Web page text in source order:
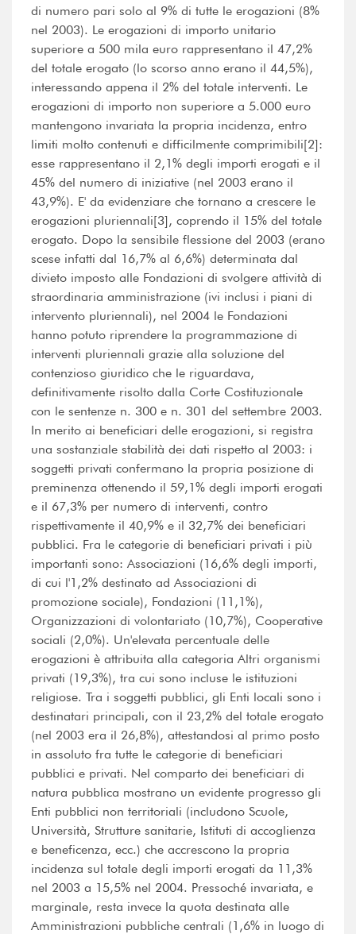
di numero pari solo al 9% di tutte le erogazioni (8%
nel 2003). Le erogazioni di importo unitario
superiore a 500 mila euro rappresentano il 47,2%
del totale erogato (lo scorso anno erano il 44,5%),
interessando appena il 2% del totale interventi. Le
erogazioni di importo non superiore a 5.000 euro
mantengono invariata la propria incidenza, entro
limiti molto contenuti e difficilmente comprimibili[2]:
esse rappresentano il 2,1% degli importi erogati e il
45% del numero di iniziative (nel 2003 erano il
43,9%). E' da evidenziare che tornano a crescere le
erogazioni pluriennali[3], coprendo il 15% del totale
erogato. Dopo la sensibile flessione del 2003 (erano
scese infatti dal 16,7% al 6,6%) determinata dal
divieto imposto alle Fondazioni di svolgere attività di
straordinaria amministrazione (ivi inclusi i piani di
intervento pluriennali), nel 2004 le Fondazioni
hanno potuto riprendere la programmazione di
interventi pluriennali grazie alla soluzione del
contenzioso giuridico che le riguardava,
definitivamente risolto dalla Corte Costituzionale
con le sentenze n. 300 e n. 301 del settembre 2003.
In merito ai beneficiari delle erogazioni, si registra
una sostanziale stabilità dei dati rispetto al 2003: i
soggetti privati confermano la propria posizione di
preminenza ottenendo il 59,1% degli importi erogati
e il 67,3% per numero di interventi, contro
rispettivamente il 40,9% e il 32,7% dei beneficiari
pubblici. Fra le categorie di beneficiari privati i più
importanti sono: Associazioni (16,6% degli importi,
di cui l'1,2% destinato ad Associazioni di
promozione sociale), Fondazioni (11,1%),
Organizzazioni di volontariato (10,7%), Cooperative
sociali (2,0%). Un'elevata percentuale delle
erogazioni è attribuita alla categoria Altri organismi
privati (19,3%), tra cui sono incluse le istituzioni
religiose. Tra i soggetti pubblici, gli Enti locali sono i
destinatari principali, con il 23,2% del totale erogato
(nel 2003 era il 26,8%), attestandosi al primo posto
in assoluto fra tutte le categorie di beneficiari
pubblici e privati. Nel comparto dei beneficiari di
natura pubblica mostrano un evidente progresso gli
Enti pubblici non territoriali (includono Scuole,
Università, Strutture sanitarie, Istituti di accoglienza
e beneficenza, ecc.) che accrescono la propria
incidenza sul totale degli importi erogati da 11,3%
nel 2003 a 15,5% nel 2004. Pressoché invariata, e
marginale, resta invece la quota destinata alle
Amministrazioni pubbliche centrali (1,6% in luogo di